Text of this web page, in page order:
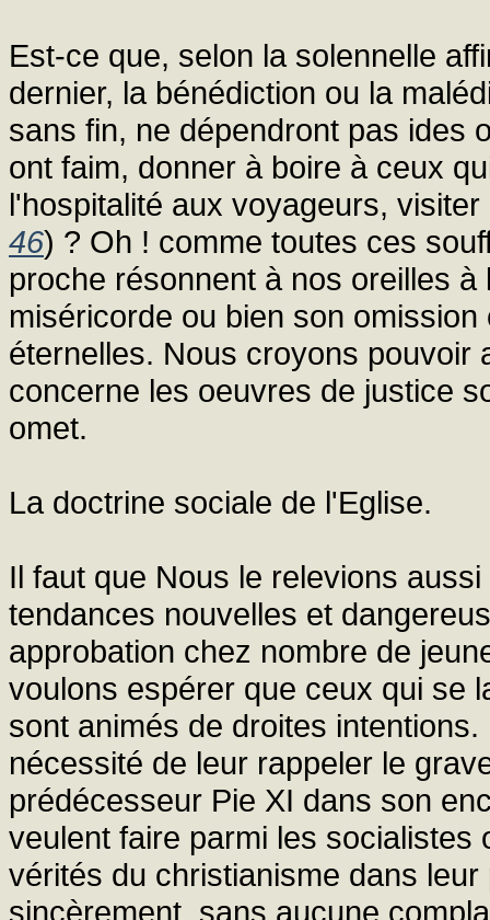
Est-ce que, selon la solennelle
dernier, la bénédiction ou la
sans fin, ne dépendront pas ides
ont faim, donner à boire à ceux
l'hospitalité aux voyageurs,
46) ? Oh ! comme toutes ces
proche résonnent à nos oreilles
miséricorde ou bien son
éternelles. Nous croyons pouvoir
concerne les oeuvres de justice
omet.
La doctrine sociale de l'Eglise.
Il faut que Nous le relevions
tendances nouvelles et
approbation chez nombre de
voulons espérer que ceux qui se
sont animés de droites
nécessité de leur rappeler le
prédécesseur Pie XI dans son
veulent faire parmi les
vérités du christianisme dans
sincèrement, sans aucune